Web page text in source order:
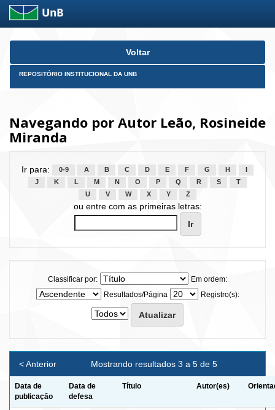
Skip
Voltar
REPOSITÓRIO INSTITUCIONAL DA UNB
Navegando por Autor Leão, Rosineide
Miranda
Ir para: 0-9 A B C D E F G H
J
K L M N O P Q R S
T
U
V W X Y Z
ou entre com as primeiras letras:
Classificar por:
Em ordem:
Resultados/Página
Registro(s):
Mostrando resultados 3 a 5 de 5
< Anterior
Data de
publicação
Data de
defesa
Título Autor(es)